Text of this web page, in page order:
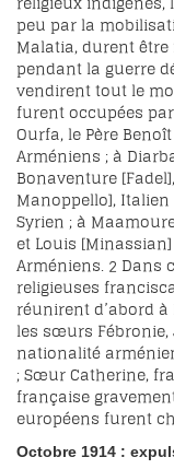
peu par la
Malatia, durent
pendant la guerre
vendirent tout le
furent occupées
Ourfa, le Père
Arméniens ; à
Bonaventure
Manoppello], Italien
Syrien ; à
et Louis
Arméniens.2 Dans
religieuses
réunirent d’abord
les sœurs
nationalité
; Sœur Catherine,
française
européens furent
Octobre 1914 :